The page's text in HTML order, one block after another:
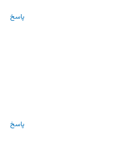
پاسخ
پاسخ